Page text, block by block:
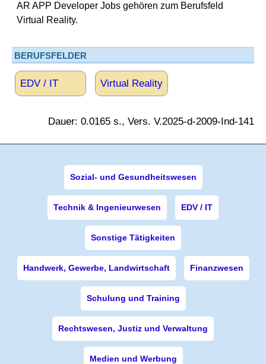
AR APP Developer Jobs gehören zum Berufsfeld
Virtual Reality.
BERUFSFELDER
EDV / IT Virtual Reality
Dauer: 0.0165 s., Vers. V.2025-d-2009-Ind-141
Sozial- und Gesundheitswesen
Technik & Ingenieurwesen EDV / IT
Sonstige Tätigkeiten
Handwerk, Gewerbe, Landwirtschaft Finanzwesen
Schulung und Training
Rechtswesen, Justiz und Verwaltung
Medien und Werbung